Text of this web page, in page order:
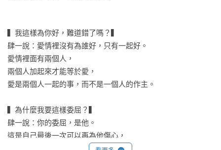
▍我這樣為你好，難道錯了嗎？▍
肆一說：愛情裡沒有為誰好，只有一起好。
愛情裡面有兩個人，
兩個人加起來才能等於愛，
愛是兩個人一起的事，而不是一個人的作主。
▍為什麼我要這樣委屈？▍
肆一說：你的委屈，是他。
這是自己最後一次可以再為他傷心，
以後你都要全心去幸福，與另一個人。